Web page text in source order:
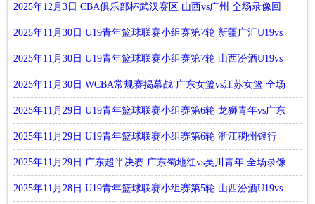
2025年12月3日 CBA俱乐部杯武汉赛区 山西vs广州 全场录像回
放
2025年11月30日 U19青年篮球联赛小组赛第7轮 新疆广汇U19vs
广东
2025年11月30日 U19青年篮球联赛小组赛第7轮 山西汾酒U19vs
浙江
2025年11月30日 WCBA常规赛揭幕战 广东女篮vs江苏女篮 全场
录像
2025年11月29日 U19青年篮球联赛小组赛第6轮 龙狮青年vs广东
宏远
2025年11月29日 U19青年篮球联赛小组赛第6轮 浙江稠州银行
U19vs
2025年11月29日 广东超半决赛 广东蜀地红vs吴川青年 全场录像
回
2025年11月28日 U19青年篮球联赛小组赛第5轮 山西汾酒U19vs